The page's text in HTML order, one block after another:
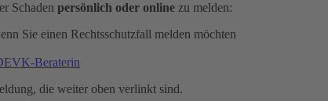
Schaden persönlich oder online zu melden:
Sie einen Rechtsschutzfall melden möchten
Beraterin
die weiter oben verlinkt sind.